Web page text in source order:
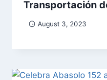
Transportación
August 3, 2023